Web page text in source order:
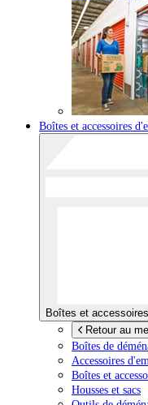
Boîtes et accessoires
Boîtes et
Retour au
Boîtes de
Accessoires
Boîtes et
Housses et sacs